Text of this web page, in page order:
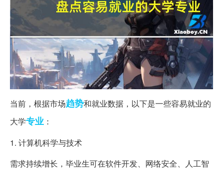
当前，根据市场趋势和就业数据，以下是一些容易就业的
大学专业 ：
1. 计算机科学与技术
需求持续增长，毕业生可在软件开发、网络安全、人工智